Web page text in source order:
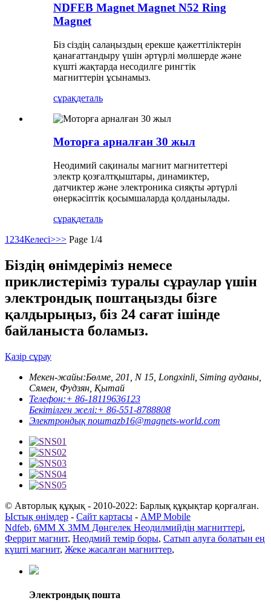
NDFEB Magnet Magnet N52 Ring
Magnet
Біз сіздің салаңыздың ерекше қажеттіліктерін
қанағаттандыру үшін әртүрлі мөлшерде және
күшті жақтарда несодилге рингтік
магниттерін ұсынамыз.
сұрақдеталь
Моторға арналған 30 жыл
Неодимий сақиналы магнит магнитеттері
электр қозғалтқыштары, динамиктер,
датчиктер және электроника сияқты әртүрлі
өнеркәсіптік қосымшаларда қолданылады.
сұрақдеталь
1 234Келесі>>> Page 1/4
Біздің өнімдеріміз немесе
приклистеріміз туралы сұраулар үшін
электрондық поштаңызды бізге
қалдырыңыз, біз 24 сағат ішінде
байланыста боламыз.
Қазір сұрау
Мекен-жайы:Бөлме, 201, N 15, Longxinli, Siming ауданы,
Сямен, Фудзян, Қытай
Телефон:+ 86-18119636123
Бекітілген желі:+ 86-551-8788808
Электрондық поштаzb16@magnets-world.com
© Авторлық құқық - 2010-2022: Барлық құқықтар қорғалған.
Ыстық өнімдер - Сайт картасы - AMP Mobile
Ndfeb, 6MM X 3MM Дөңгелек Неодилмийдің магниттері,
Феррит магнит, Неодмий темір боры, Сатып алуға болатын ең
күшті магнит, Жеке жасалған магниттер,
Электрондық пошта